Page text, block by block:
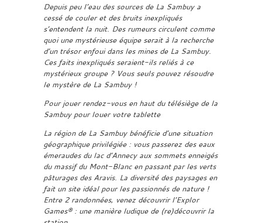
Depuis peu l’eau des sources de La Sambuy a
cessé de couler et des bruits inexpliqués
s’entendent la nuit. Des rumeurs circulent comme
quoi une mystérieuse équipe serait à la recherche
d’un trésor enfoui dans les mines de La Sambuy.
Ces faits inexpliqués seraient-ils reliés à ce
mystérieux groupe ? Vous seuls pouvez résoudre
le mystère de La Sambuy !
Pour jouer rendez-vous en haut du télésiège de la
Sambuy pour louer votre tablette
La région de La Sambuy bénéficie d’une situation
géographique privilégiée : vous passerez des eaux
émeraudes du lac d’Annecy aux sommets enneigés
du massif du Mont-Blanc en passant par les verts
pâturages des Aravis. La diversité des paysages en
fait un site idéal pour les passionnés de nature !
Entre 2 randonnées, venez découvrir l’Explor
Games® : une manière ludique de (re)découvrir la